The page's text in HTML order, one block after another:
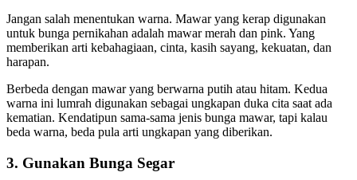
Jangan salah menentukan warna. Mawar yang kerap digunakan
untuk bunga pernikahan adalah mawar merah dan pink. Yang
memberikan arti kebahagiaan, cinta, kasih sayang, kekuatan, dan
harapan.
Berbeda dengan mawar yang berwarna putih atau hitam. Kedua
warna ini lumrah digunakan sebagai ungkapan duka cita saat ada
kematian. Kendatipun sama-sama jenis bunga mawar, tapi kalau
beda warna, beda pula arti ungkapan yang diberikan.
3. Gunakan Bunga Segar